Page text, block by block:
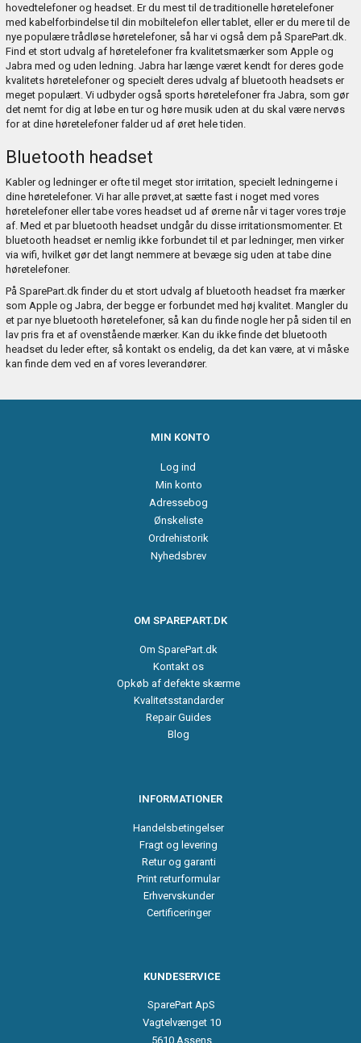
hovedtelefoner og headset. Er du mest til de traditionelle høretelefoner
med kabelforbindelse til din mobiltelefon eller tablet, eller er du mere til de
nye populære trådløse høretelefoner, så har vi også dem på SparePart.dk.
Find et stort udvalg af høretelefoner fra kvalitetsmærker som Apple og
Jabra med og uden ledning. Jabra har længe været kendt for deres gode
kvalitets høretelefoner og specielt deres udvalg af bluetooth headsets er
meget populært. Vi udbyder også sports høretelefoner fra Jabra, som gør
det nemt for dig at løbe en tur og høre musik uden at du skal være nervøs
for at dine høretelefoner falder ud af øret hele tiden.
Bluetooth headset
Kabler og ledninger er ofte til meget stor irritation, specielt ledningerne i
dine høretelefoner. Vi har alle prøvet,at sætte fast i noget med vores
høretelefoner eller tabe vores headset ud af ørerne når vi tager vores trøje
af. Med et par bluetooth headset undgår du disse irritationsmomenter. Et
bluetooth headset er nemlig ikke forbundet til et par ledninger, men virker
via wifi, hvilket gør det langt nemmere at bevæge sig uden at tabe dine
høretelefoner.
På SparePart.dk finder du et stort udvalg af bluetooth headset fra mærker
som Apple og Jabra, der begge er forbundet med høj kvalitet. Mangler du
et par nye bluetooth høretelefoner, så kan du finde nogle her på siden til en
lav pris fra et af ovenstående mærker. Kan du ikke finde det bluetooth
headset du leder efter, så kontakt os endelig, da det kan være, at vi måske
kan finde dem ved en af vores leverandører.
MIN KONTO
Log ind
Min konto
Adressebog
Ønskeliste
Ordrehistorik
Nyhedsbrev
OM SPAREPART.DK
Om SparePart.dk
Kontakt os
Opkøb af defekte skærme
Kvalitetsstandarder
Repair Guides
Blog
INFORMATIONER
Handelsbetingelser
Fragt og levering
Retur og garanti
Print returformular
Erhvervskunder
Certificeringer
KUNDESERVICE
SparePart ApS
Vagtelvænget 10
5610 Assens